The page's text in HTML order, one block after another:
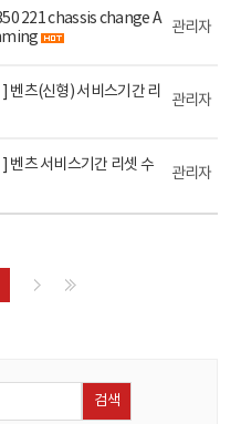
221 chassis change A
관리자
벤츠(신형) 서비스기간 리
관리자
벤츠 서비스기간 리셋 수
관리자
검색